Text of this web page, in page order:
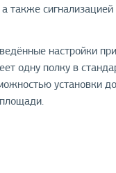
также
настройки
одну полку в
установки